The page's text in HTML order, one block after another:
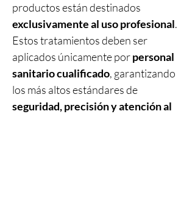
productos están destinados
exclusivamente al uso profesional.
Estos tratamientos deben ser
aplicados únicamente porpersonal
sanitario cualificado, garantizando
los más altos estándares de
seguridad, precisión y atención al